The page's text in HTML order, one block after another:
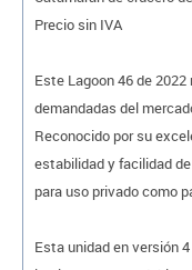
Precio sin IVA
Este Lagoon 46 de
demandadas del
Reconocido por su
estabilidad y facilidad
para uso privado como
Esta unidad en versión